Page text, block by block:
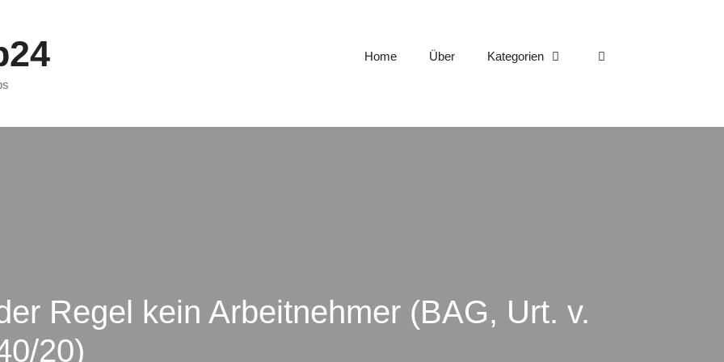
Home Über Kategorien
Regel kein Arbeitnehmer (BAG, Urt. v.
20)